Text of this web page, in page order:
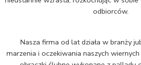
odbiorców.
Nasza firma od lat działa w branży
marzenia i oczekiwania naszych